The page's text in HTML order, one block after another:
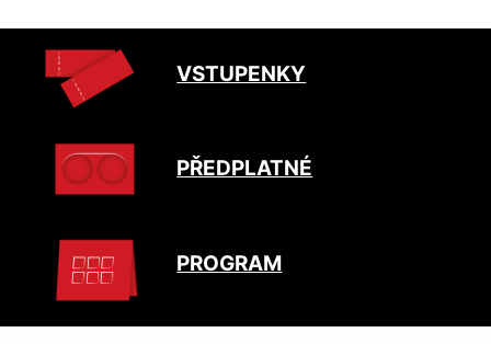
VSTUPENKY
PŘEDPLATNÉ
PROGRAM